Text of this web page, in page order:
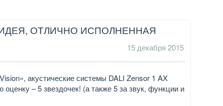
ОТЛИЧНО ИСПОЛНЕННАЯ
15 декабря 2015
акустические системы DALI Zensor 1 AX
– 5 звездочек! (а также 5 за звук, функции и